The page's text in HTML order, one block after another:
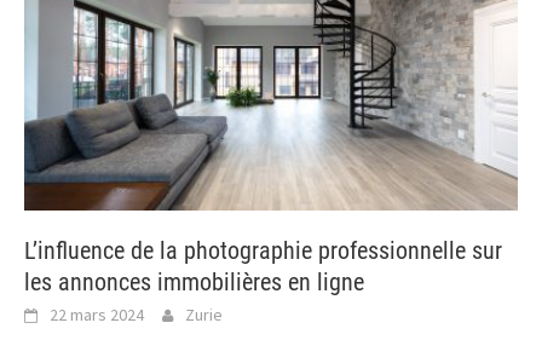
L’influence de la photographie professionnelle sur
les annonces immobilières en ligne
22 mars 2024 Zurie